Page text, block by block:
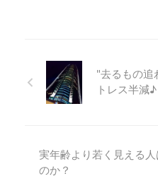
"去るもの追
トレス半減♪
実年齢より若く見える人
のか？